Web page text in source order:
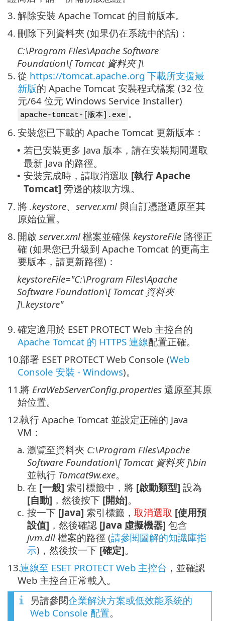
3. 解除安裝 Apache Tomcat 的目前版本。
4. 刪除下列資料夾 (如果仍在系統中的話)：
C:\Program Files\Apache Software
Foundation\[ Tomcat資料夾]\
5. 從 https://tomcat.apache.org 下載所支援最
新版的 Apache Tomcat 安裝程式檔案 (32 位
元/64 位元 Windows Service Installer)
apache-tomcat-[版本].exe 。
6. 安裝您已下載的 Apache Tomcat 更新版本：
• 若已安裝更多 Java 版本，請在安裝期間選取
最新 Java 的路徑。
• 安裝完成時，請取消選取 [執行 Apache
Tomcat] 旁邊的核取方塊。
7. 將 .keystore、 server.xml 與自訂憑證還原至其
原始位置。
8. 開啟 server.xml 檔案並確保 keystoreFile 路徑正
確 (如果您已升級到 Apache Tomcat 的更高主
要版本，請更新路徑)：
keystoreFile="C:\Program Files\Apache
Software Foundation\[ Tomcat資料夾
]\.keystore"
9. 確定適用於 ESET PROTECT Web 主控台的
Apache Tomcat 的 HTTPS 連線配置正確。
10.部署 ESET PROTECT Web Console (Web
Console 安裝 - Windows)。
11.將 EraWebServerConfig.properties 還原至其原
始位置。
12.執行 Apache Tomcat 並設定正確的 Java
VM：
a. 瀏覽至資料夾 C:\Program Files\Apache
Software Foundation\[ Tomcat資料夾]\bin
並執行 Tomcat9w.exe。
b. 在 [一般] 索引標籤中，將 [啟動類型] 設為
[自動] ，然後按下 [開始]。
c. 按一下 [Java] 索引標籤， 取消選取 [使用預
設值] ，然後確認 [Java 虛擬機器] 包含
jvm.dll 檔案的路徑 (請參閱圖解的知識庫指
示)，然後按一下 [確定]。
13.連線至 ESET PROTECT Web 主控台 ，並確認
Web 主控台正常載入。
另請參閱企業解決方案或低效能系統的
Web Console 配置。